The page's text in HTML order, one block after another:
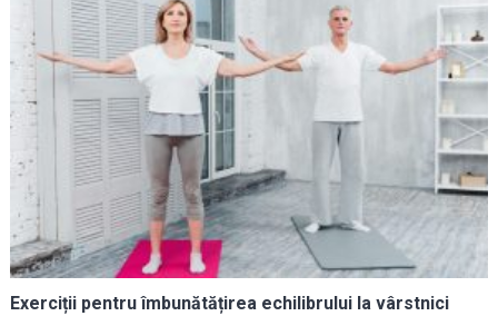
Exerciții pentru îmbunătățirea echilibrului la vârstnici